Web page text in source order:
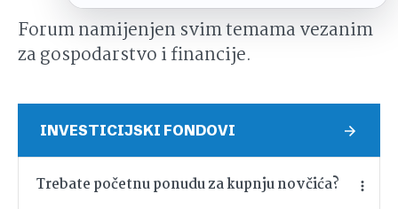
Forum namijenjen svim temama vezanim
za gospodarstvo i financije.
INVESTICIJSKI FONDOVI
Trebate početnu ponudu za kupnju novčića?